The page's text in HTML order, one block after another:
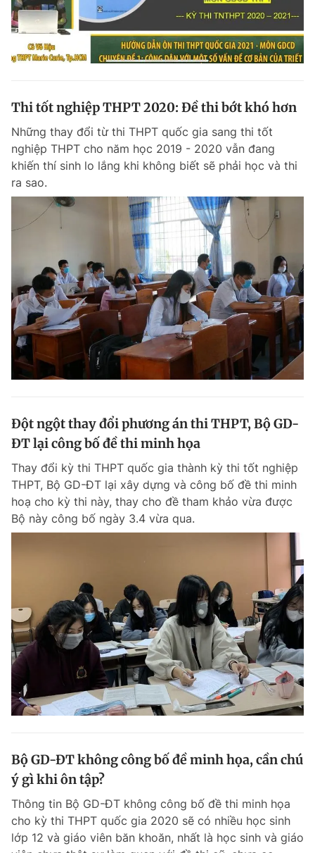
Thi tốt nghiệp THPT 2020: Đề thi bớt khó hơn
Những thay đổi từ thi THPT quốc gia sang thi tốt
nghiệp THPT cho năm học 2019 - 2020 vẫn đang
khiến thí sinh lo lắng khi không biết sẽ phải học và thi
ra sao.
Đột ngột thay đổi phương án thi THPT, Bộ GD-
ĐT lại công bố đề thi minh họa
Thay đổi kỳ thi THPT quốc gia thành kỳ thi tốt nghiệp
THPT, Bộ GD-ĐT lại xây dựng và công bố đề thi minh
hoạ cho kỳ thi này, thay cho đề tham khảo vừa được
Bộ này công bố ngày 3.4 vừa qua.
Bộ GD-ĐT không công bố đề minh họa, cần chú
ý gì khi ôn tập?
Thông tin Bộ GD-ĐT không công bố đề thi minh họa
cho kỳ thi THPT quốc gia 2020 sẽ có nhiều học sinh
lớp 12 và giáo viên băn khoăn, nhất là học sinh và giáo